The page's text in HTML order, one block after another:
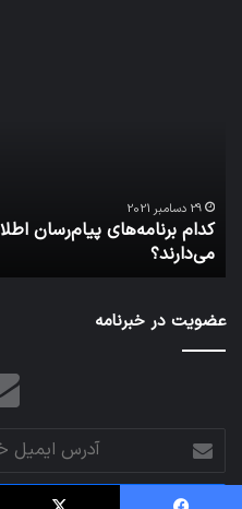
امن
نگه
می‌دارند؟
29 دسامبر 2021
کدام برنامه‌های پیام‌رسان
می‌دارند؟
عضویت در خبرنامه
آدرس
ایمیل
خود